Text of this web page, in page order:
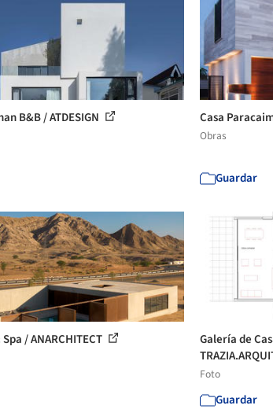
B&B / ATDESIGN Casa
Obras
Guardar
/ ANARCHITECT
Galería de
Foto
Guardar